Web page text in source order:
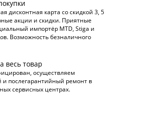
дисконтная карта со скидкой 3, 5
акции и скидки. Приятные
импортёр MTD, Stiga и
Возможность безналичного
весь товар
осуществляем
и послегарантийный ремонт в
сервисных центрах.